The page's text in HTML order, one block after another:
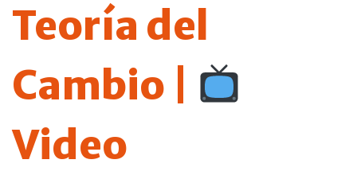
Teoría del
Cambio |
Video